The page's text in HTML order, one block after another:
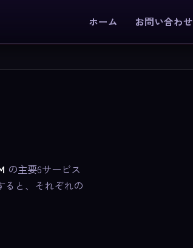
ホーム お問い合わせ
の主要6サービス
ると、それぞれの